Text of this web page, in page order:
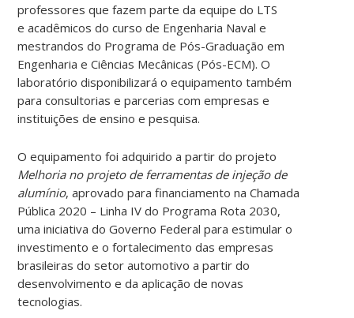
professores que fazem parte da equipe do LTS
e acadêmicos do curso de Engenharia Naval e
mestrandos do Programa de Pós-Graduação em
Engenharia e Ciências Mecânicas (Pós-ECM). O
laboratório disponibilizará o equipamento também
para consultorias e parcerias com empresas e
instituições de ensino e pesquisa.
O equipamento foi adquirido a partir do projeto
Melhoria no projeto de ferramentas de injeção de
alumínio, aprovado para financiamento na Chamada
Pública 2020 – Linha IV do Programa Rota 2030,
uma iniciativa do Governo Federal para estimular o
investimento e o fortalecimento das empresas
brasileiras do setor automotivo a partir do
desenvolvimento e da aplicação de novas
tecnologias.